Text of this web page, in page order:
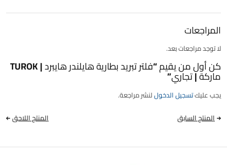
المراجعات
لا توجد مراجعات بعد.
كن أول من يقيم “فلتر تبريد بطارية هايلندر هايبرد | TUROK
ماركة | تجاري”
يجب عليكتسجيل الدخوللنشر مراجعة.
المنتج السابق
المنتج اللاحق